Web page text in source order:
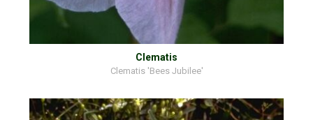
Clematis
Clematis 'Bees Jubilee'